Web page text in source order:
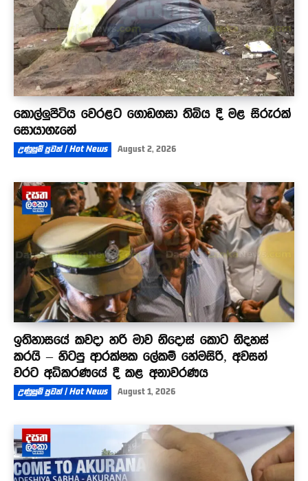
කොල්ලුපිටිය වෙරළට ගොඩගසා තිබිය දී මළ සිරුරක්
සොයාගැනේ
උණුසුම් පුවත් | Hot News August 2, 2026
ඉතිහාසයේ කවදා හරි මාව නිදොස් කොට නිදහස්
කරයි – හිටපු ආරක්ෂක ලේකම් හේමසිරි, අවසන්
වරට අධිකරණයේ දී කළ අනාවරණය
උණුසුම් පුවත් | Hot News August 1, 2026